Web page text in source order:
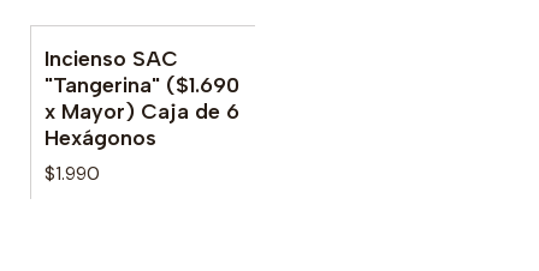
Incienso SAC
"Tangerina" ($1.690
x Mayor) Caja de 6
Hexágonos
$1.990